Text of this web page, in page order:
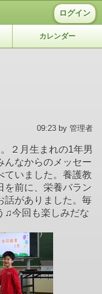
ログイン
カレンダー
09:23 by 管理者
２月生まれの1年男
んなからのメッセー
ていました。養護教
を前に、栄養バラン
話がありました。毎
♫今回も楽しみだな